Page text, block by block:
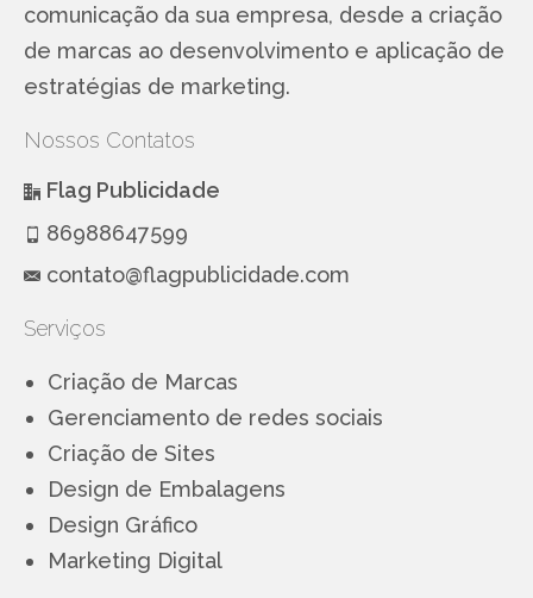
comunicação da sua empresa, desde a criação
de marcas ao desenvolvimento e aplicação de
estratégias de marketing.
Nossos Contatos
Flag Publicidade
86988647599
contato@flagpublicidade.com
Serviços
Criação de Marcas
Gerenciamento de redes sociais
Criação de Sites
Design de Embalagens
Design Gráfico
Marketing Digital